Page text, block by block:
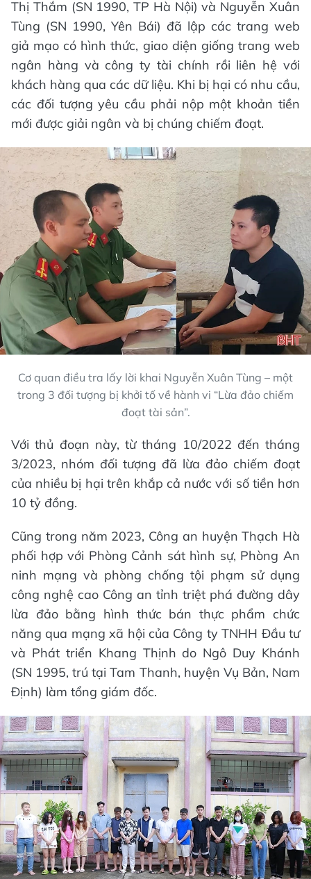
Thị Thắm (SN 1990, TP Hà Nội) và Nguyễn Xuân
Tùng (SN 1990, Yên Bái) đã lập các trang web
giả mạo có hình thức, giao diện giống trang web
ngân hàng và công ty tài chính rồi liên hệ với
khách hàng qua các dữ liệu. Khi bị hại có nhu cầu,
các đối tượng yêu cầu phải nộp một khoản tiền
mới được giải ngân và bị chúng chiếm đoạt.
Cơ quan điều tra lấy lời khai Nguyễn Xuân Tùng – một
trong 3 đối tượng bị khởi tố về hành vi “Lừa đảo chiếm
đoạt tài sản”.
Với thủ đoạn này, từ tháng 10/2022 đến tháng
3/2023, nhóm đối tượng đã lừa đảo chiếm đoạt
của nhiều bị hại trên khắp cả nước với số tiền hơn
10 tỷ đồng.
Cũng trong năm 2023, Công an huyện Thạch Hà
phối hợp với Phòng Cảnh sát hình sự, Phòng An
ninh mạng và phòng chống tội phạm sử dụng
công nghệ cao Công an tỉnh triệt phá đường dây
lừa đảo bằng hình thức bán thực phẩm chức
năng qua mạng xã hội của Công ty TNHH Đầu tư
và Phát triển Khang Thịnh do Ngô Duy Khánh
(SN 1995, trú tại Tam Thanh, huyện Vụ Bản, Nam
Định) làm tổng giám đốc.